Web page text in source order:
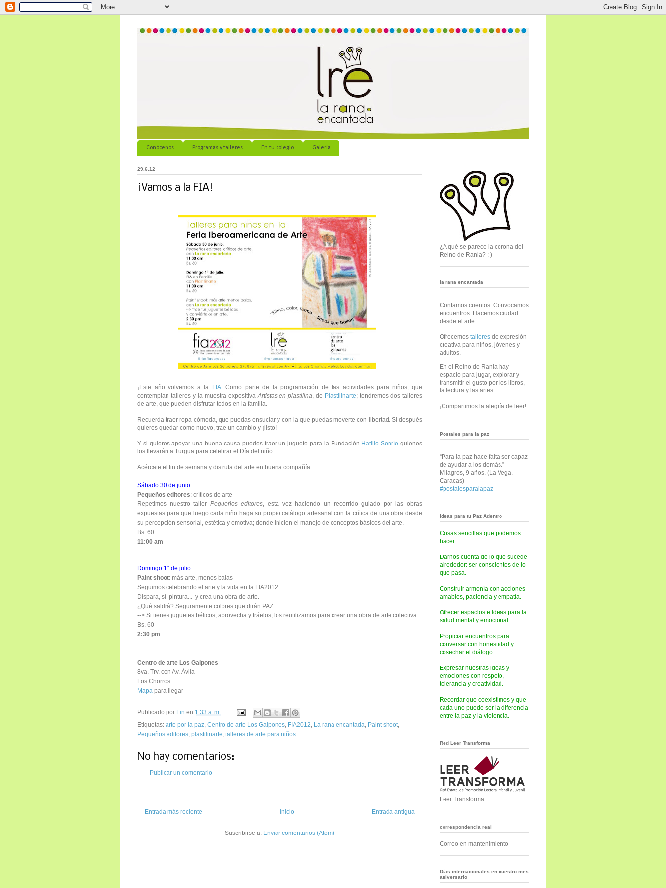
Conócenos Programas y talleres En tu colegio Galería
29.6.12
¡Vamos a la FIA!
¡Este año volvemos a la FIA! Como parte de la programación de las actividades para niños, que
contemplan talleres y la muestra expositiva Artistas en plastilina , de Plastilinarte; tendremosdos talleres
de arte, que pueden disfrutar todos en la familia.
Recuerda traer ropa cómoda, que puedas ensuciar y con la que puedas moverte con libertad. Si después
quieres quedar como nuevo, trae un cambio y ¡listo!
Y si quieres apoyar una buena causa puedes traer un juguete para la Fundación Hatillo Sonríe quienes
los llevarán a Turgua para celebrar el Día del niño.
Acércate el fin de semana y disfruta del arte en buena compañía.
Sábado 30 de junio
Pequeños editores: críticos de arte
Repetimos nuestro taller Pequeños editores , esta vez haciendo un recorrido guiado por las obras
expuestas para que luego cada niño haga su propio catálogo artesanal con la crítica de una obra desde
su percepción sensorial, estética y emotiva; donde inicien el manejo de conceptos básicos del arte.
Bs. 60
11:00 am
Domingo 1° de julio
Paint shoot: más arte, menos balas
Seguimos celebrando el arte y la vida en la FIA2012.
Dispara, sí: pintura... y crea una obra de arte.
¿Qué saldrá? Seguramente colores que dirán PAZ.
--> Si tienes juguetes bélicos, aprovecha y tráelos, los reutilizamos para crear una obra de arte colectiva.
Bs. 60
2:30 pm
Centro de arte Los Galpones
8va. Trv. con Av. Ávila
Los Chorros
Mapa para llegar
Publicado por Lin en 1:33 a. m.
Etiquetas: arte por la paz Centro de arte Los Galpones FIA2012 La rana encantada Paint shoot
Pequeños editores plastilinarte talleres de arte para niños
No hay comentarios:
Publicar un comentario
Entrada más reciente Entrada antigua
Inicio
Suscribirse a: Enviar comentarios (Atom)
¿A qué se parece la corona del
Reino de Rania? : )
la rana encantada
Contamos cuentos. Convocamos
encuentros. Hacemos ciudad
desde el arte.
Ofrecemos talleres de expresión
creativa para niños, jóvenes y
adultos.
En el Reino de Rania hay
espacio para jugar, explorar y
transmitir el gusto por los libros,
la lectura y las artes.
¡Compartimos la alegría de leer!
Postales para la paz
“Para la paz hace falta ser capaz
de ayudar a los demás.”
Milagros, 9 años. (La Vega.
Caracas)
#postalesparalapaz
Ideas para tu Paz Adentro
Cosas sencillas que podemos
hacer:
Darnos cuenta de lo que sucede
alrededor: ser conscientes de lo
que pasa.
Construir armonía con acciones
amables, paciencia y empatía.
Ofrecer espacios e ideas para la
salud mental y emocional.
Propiciar encuentros para
conversar con honestidad y
cosechar el diálogo.
Expresar nuestras ideas y
emociones con respeto,
tolerancia y creatividad.
Recordar que coexistimos y que
cada uno puede ser la diferencia
entre la paz y la violencia.
Red Leer Transforma
Leer Transforma
correspondencia real
Correo en mantenimiento
Días internacionales en nuestro mes
aniversario